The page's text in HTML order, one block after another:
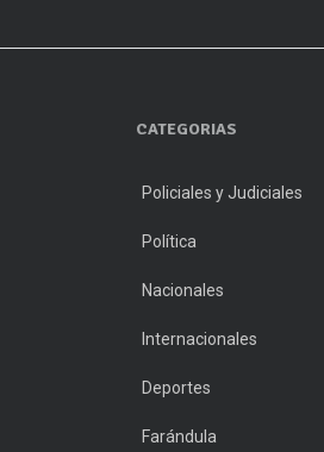
CATEGORIAS
Policiales y Judiciales
Política
Nacionales
Internacionales
Deportes
Farándula